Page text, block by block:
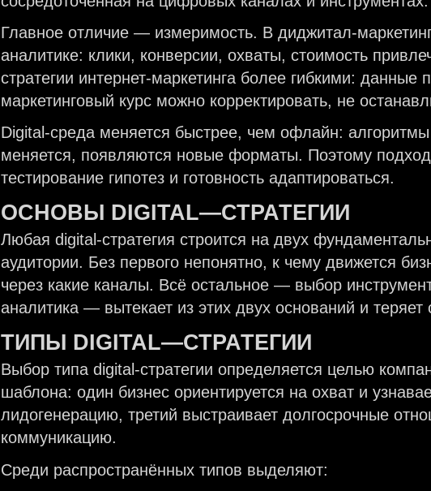
Главное отличие — измеримость. В диджитал-
аналитике: клики, конверсии, охваты, стоимость
стратегии интернет-маркетинга более гибкими:
маркетинговый курс можно корректировать, не
Digital-среда меняется быстрее, чем офлайн:
меняется, появляются новые форматы. Поэтому
тестирование гипотез и готовность адаптироваться.
ОСНОВЫ DIGITAL—СТРАТЕГИИ
Любая digital-стратегия строится на двух
аудитории. Без первого непонятно, к чему движется
через какие каналы. Всё остальное — выбор
аналитика — вытекает из этих двух оснований и
ТИПЫ DIGITAL—СТРАТЕГИИ
Выбор типа digital-стратегии определяется целью
шаблона: один бизнес ориентируется на охват и
лидогенерацию, третий выстраивает долгосрочные
коммуникацию.
Среди распространённых типов выделяют: